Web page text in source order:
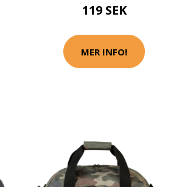
119 SEK
MER INFO!